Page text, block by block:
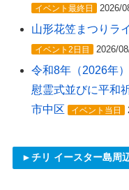
イベント最終日 2026/
山形花笠まつりラ
イベント2日目 2026/
令和8年（2026年
慰霊式並びに平和
市中区
イベント当日
►チリ イースター島周